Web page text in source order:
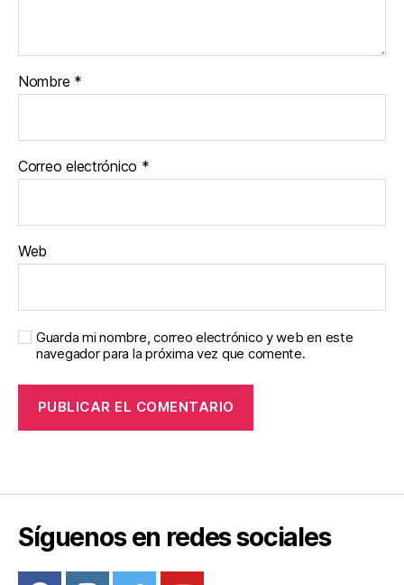
Nombre *
Correo electrónico *
Web
Guarda mi nombre, correo electrónico y web en este
navegador para la próxima vez que comente.
Síguenos en redes sociales